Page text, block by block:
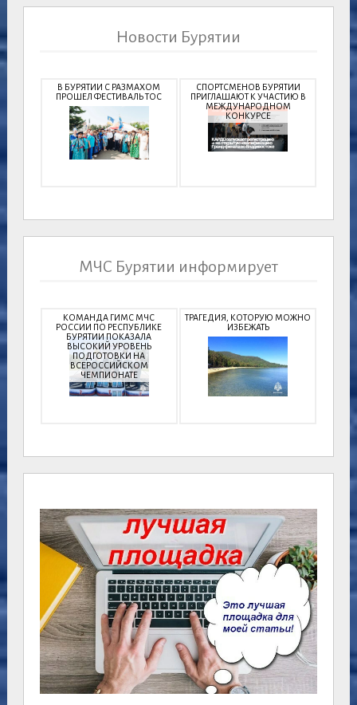
Новости Бурятии
В БУРЯТИИ С РАЗМАХОМ
ПРОШЕЛ ФЕСТИВАЛЬ ТОС
СПОРТСМЕНОВ БУРЯТИИ
ПРИГЛАШАЮТ К УЧАСТИЮ В
МЕЖДУНАРОДНОМ
КОНКУРСЕ
МЧС Бурятии информирует
КОМАНДА ГИМС МЧС
РОССИИ ПО РЕСПУБЛИКЕ
БУРЯТИИ ПОКАЗАЛА
ВЫСОКИЙ УРОВЕНЬ
ПОДГОТОВКИ НА
ВСЕРОССИЙСКОМ
ЧЕМПИОНАТЕ
ТРАГЕДИЯ, КОТОРУЮ МОЖНО
ИЗБЕЖАТЬ